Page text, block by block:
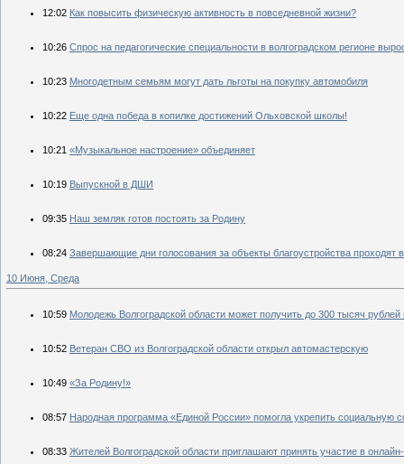
12:02 Как повысить физическую активность в повседневной жизни?
10:26 Спрос на педагогические специальности в волгоградском регионе
10:23 Многодетным семьям могут дать льготы на покупку автомобиля
10:22 Еще одна победа в копилке достижений Ольховской школы!
10:21 «Музыкальное настроение» объединяет
10:19 Выпускной в ДШИ
09:35 Наш земляк готов постоять за Родину
08:24 Завершающие дни голосования за объекты благоустройства проходят
10 Июня, Среда
10:59 Молодежь Волгоградской области может получить до 300 тысяч рублей
10:52 Ветеран СВО из Волгоградской области открыл автомастерскую
10:49 «За Родину!»
08:57 Народная программа «Единой России» помогла укрепить социальную
08:33 Жителей Волгоградской области приглашают принять участие в